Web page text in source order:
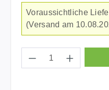
Voraussichtliche
(Versand am
Produkt